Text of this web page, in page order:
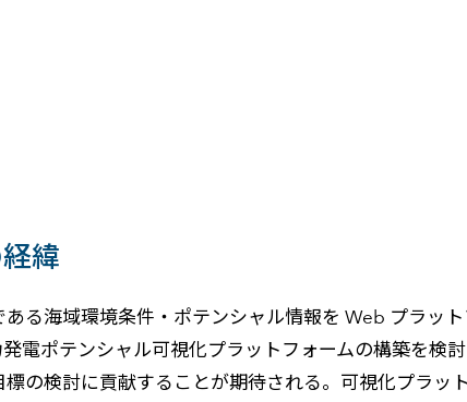
緯
る海域環境条件・ポテンシャル情報を Web プラッ
電ポテンシャル可視化プラットフォームの構築を
の検討に貢献することが期待される。可視化プラ